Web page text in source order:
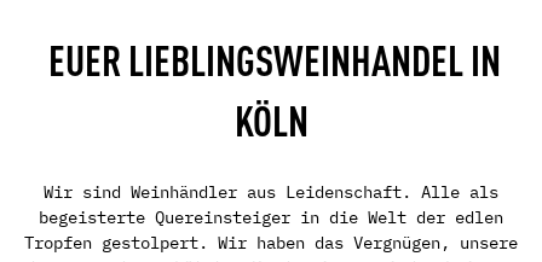
EUER LIEBLINGS­WEIN­HANDEL IN
KÖLN
Wir sind Weinhändler aus Leidenschaft. Alle als
begeisterte Quereinsteiger in die Welt der edlen
Tropfen gestolpert. Wir haben das Vergnügen, unsere